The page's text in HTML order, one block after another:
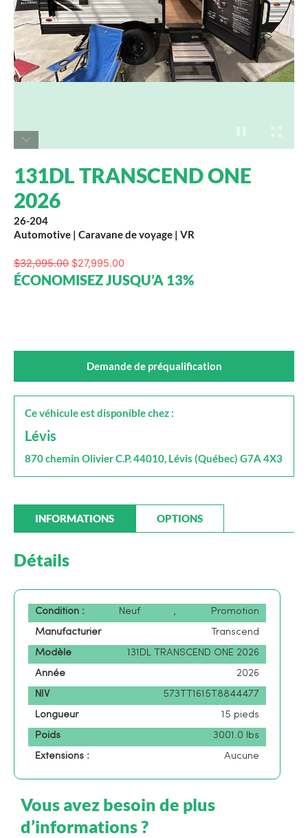
131DL TRANSCEND ONE
2026
26-204
Automotive | Caravane de voyage | VR
$32,095.00 $27,995.00
ÉCONOMISEZ JUSQU’A 13%
Demande de préqualification
Ce véhicule est disponible chez :
Lévis
870 chemin Olivier C.P. 44010, Lévis (Québec) G7A 4X3
INFORMATIONS OPTIONS
Détails
Condition : Neuf ,
Promotion
Manufacturier
Transcend
Modèle
131DL TRANSCEND ONE 2026
Année
2026
NIV
573TT1615T8844477
Longueur
15 pieds
Poids
3001.0 lbs
Extensions :
Aucune
Vous avez besoin de plus
d’informations ?